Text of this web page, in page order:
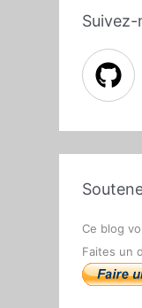
Suivez-
Ce blog
Faites un